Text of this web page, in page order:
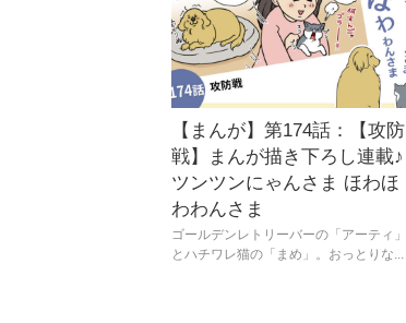
【まんが】第174話：【攻防
戦】まんが描き下ろし連載♪
ツンツンにゃんさま ほわほ
わわんさま
ゴールデンレトリーバーの「アーティ」
とハチワレ猫の「まめ」。おっとりな...